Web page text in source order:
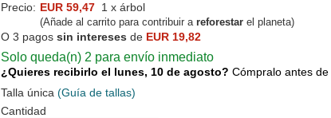
Precio: EUR 59,47 1 x árbol
(Añade al carrito para contribuir a reforestar el planeta)
O 3 pagos sin intereses de EUR 19,82
Solo queda(n) 2 para envío inmediato
¿Quieres recibirlo el lunes, 10 de agosto? Cómpralo antes de
Talla única (Guía de tallas)
Cantidad